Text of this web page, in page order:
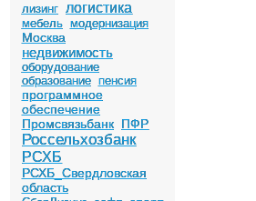
лизинг логистика
мебель модернизация
Москва
недвижимость
оборудование
образование пенсия
программное
обеспечение
Промсвязьбанк ПФР
Россельхозбанк
РСХБ
РСХБ_Свердловская
область